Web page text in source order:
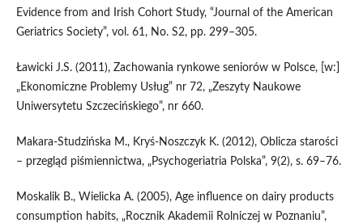
Evidence from and Irish Cohort Study, “Journal of the American
Geriatrics Society”, vol. 61, No. S2, pp. 299–305.
Ławicki J.S. (2011), Zachowania rynkowe seniorów w Polsce, [w:]
„Ekonomiczne Problemy Usług” nr 72, „Zeszyty Naukowe
Uniwersytetu Szczecińskiego”, nr 660.
Makara-Studzińska M., Kryś-Noszczyk K. (2012), Oblicza starości
– przegląd piśmiennictwa, „Psychogeriatria Polska”, 9(2), s. 69–76.
Moskalik B., Wielicka A. (2005), Age influence on dairy products
consumption habits, „Rocznik Akademii Rolniczej w Poznaniu”,